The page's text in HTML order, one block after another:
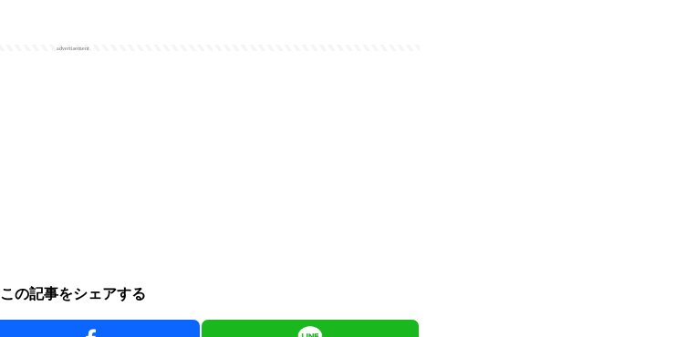
advertisement
この記事をシェアする